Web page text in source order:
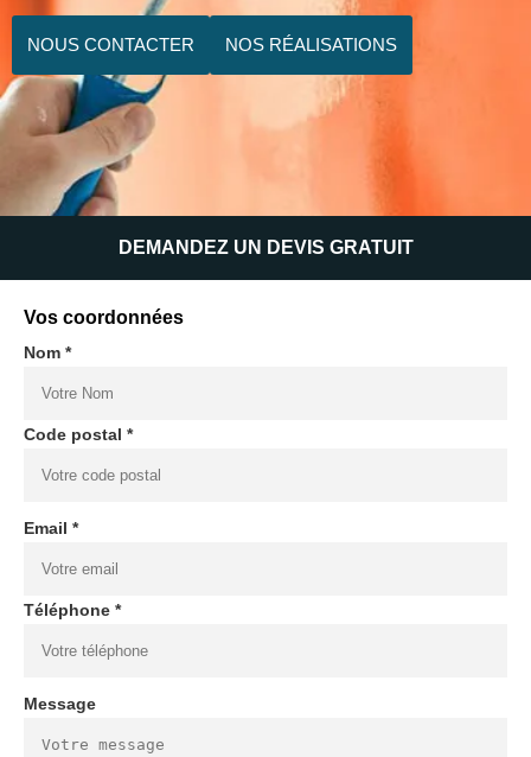
NOUS CONTACTER NOS RÉALISATIONS
DEMANDEZ UN DEVIS GRATUIT
Vos coordonnées
Nom *
Code postal *
Email *
Téléphone *
Message